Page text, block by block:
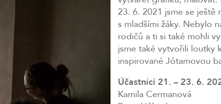
23. 6. 2021 jsme se
s mladšími žáky. Nebylo
rodičů a ti si také mohli
jsme také vytvořili loutky
inspirované Jótamovou
Účastníci 21. – 23. 6.
Kamila Cermanová